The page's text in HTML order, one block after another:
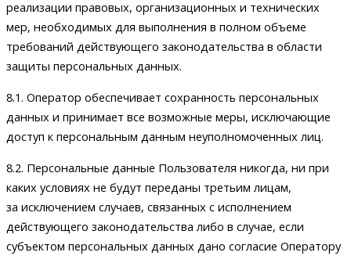
реализации правовых, организационных и технических
мер, необходимых для выполнения в полном объеме
требований действующего законодательства в области
защиты персональных данных.
8.1. Оператор обеспечивает сохранность персональных
данных и принимает все возможные меры, исключающие
доступ к персональным данным неуполномоченных лиц.
8.2. Персональные данные Пользователя никогда, ни при
каких условиях не будут переданы третьим лицам,
за исключением случаев, связанных с исполнением
действующего законодательства либо в случае, если
субъектом персональных данных дано согласие Оператору